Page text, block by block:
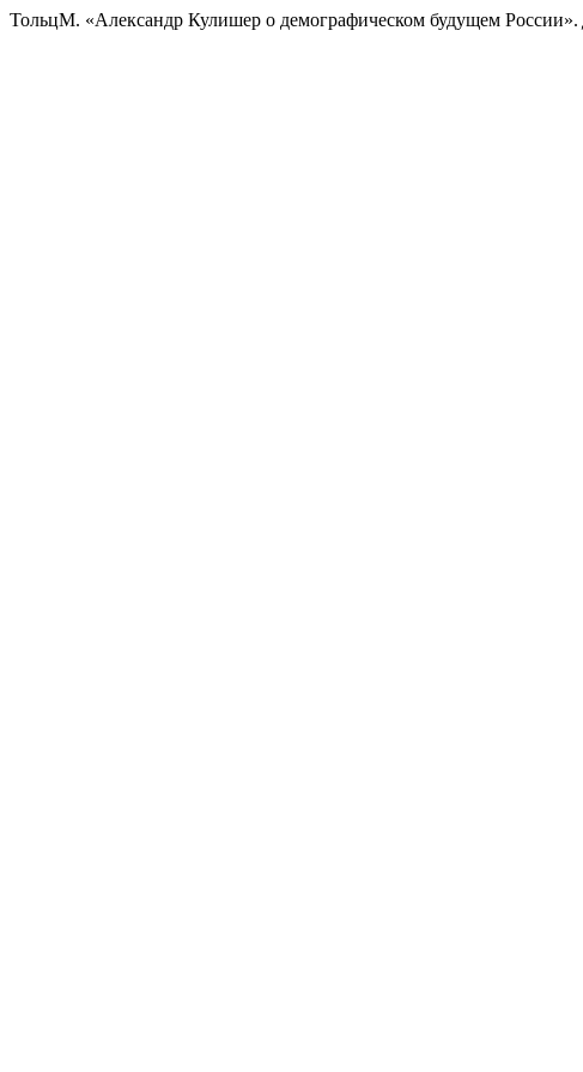
ТольцМ. «Александр Кулишер о демографическом будущем России».